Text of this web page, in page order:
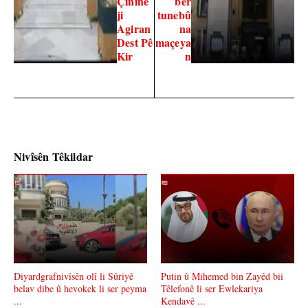
ji
Agiran
Dest Pê
Kir
tunebû
na
maçeya
n
Nivîsên Têkildar
Diyardgrafnivîsên olî li Sûriyê
belav dibe û hevokek li ser peyma
...
Putin û Mihemed bin Zayêd bii
Têlefonê li ser Ewlekariya
Kendavê ...